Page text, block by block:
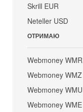
Skrill EUR
Neteller USD
ОТРИМАЮ
Webmoney WMR
Webmoney WMZ
Webmoney WMU
Webmoney WME